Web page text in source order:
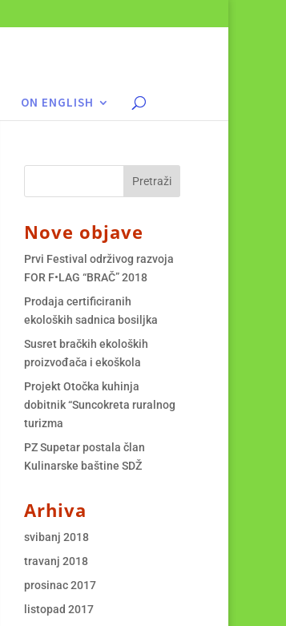
ON ENGLISH
Nove objave
Prvi Festival održivog razvoja
FOR F•LAG “BRAČ” 2018
Prodaja certificiranih
ekoloških sadnica bosiljka
Susret bračkih ekoloških
proizvođača i ekoškola
Projekt Otočka kuhinja
dobitnik “Suncokreta ruralnog
turizma
PZ Supetar postala član
Kulinarske baštine SDŽ
Arhiva
svibanj 2018
travanj 2018
prosinac 2017
listopad 2017